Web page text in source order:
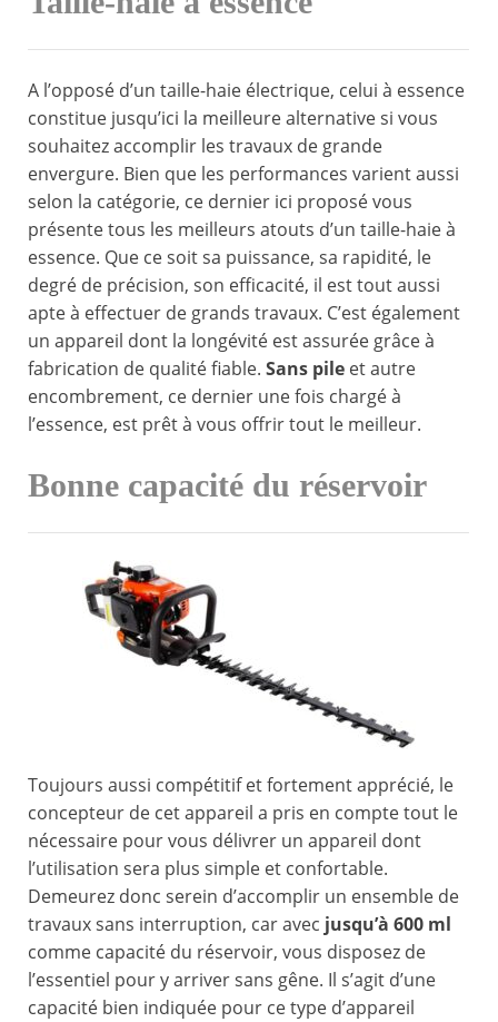
A l’opposé d’un taille-haie électrique, celui à essence
constitue jusqu’ici la meilleure alternative si vous
souhaitez accomplir les travaux de grande
envergure. Bien que les performances varient aussi
selon la catégorie, ce dernier ici proposé vous
présente tous les meilleurs atouts d’un taille-haie à
essence. Que ce soit sa puissance, sa rapidité, le
degré de précision, son efficacité, il est tout aussi
apte à effectuer de grands travaux. C’est également
un appareil dont la longévité est assurée grâce à
fabrication de qualité fiable. Sans pile et autre
encombrement, ce dernier une fois chargé à
l’essence, est prêt à vous offrir tout le meilleur.
Bonne capacité du réservoir
Toujours aussi compétitif et fortement apprécié, le
concepteur de cet appareil a pris en compte tout le
nécessaire pour vous délivrer un appareil dont
l’utilisation sera plus simple et confortable.
Demeurez donc serein d’accomplir un ensemble de
travaux sans interruption, car avec jusqu’à 600 ml
comme capacité du réservoir, vous disposez de
l’essentiel pour y arriver sans gêne. Il s’agit d’une
capacité bien indiquée pour ce type d’appareil